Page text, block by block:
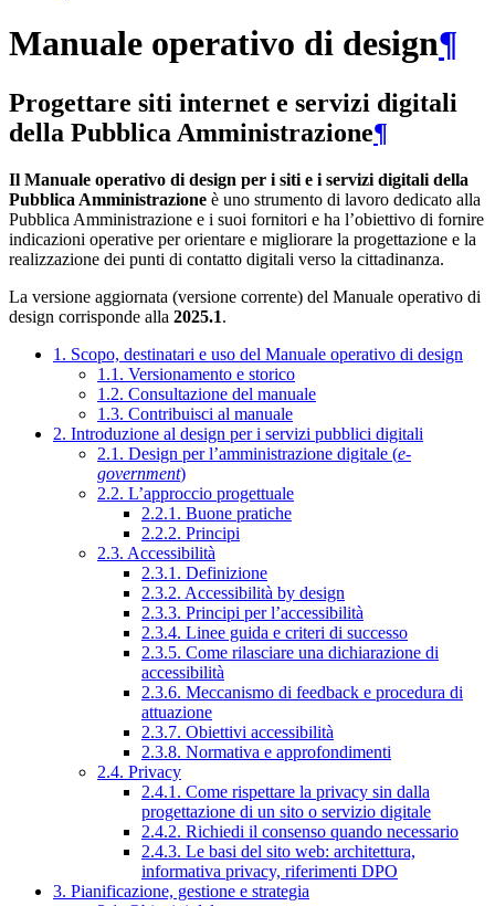
Manuale operativo di design¶
Progettare siti internet e servizi digitali
della Pubblica Amministrazione¶
Il Manuale operativo di design per i siti e i servizi digitali della
Pubblica Amministrazione è uno strumento di lavoro dedicato alla
Pubblica Amministrazione e i suoi fornitori e ha l’obiettivo di fornire
indicazioni operative per orientare e migliorare la progettazione e la
realizzazione dei punti di contatto digitali verso la cittadinanza.
La versione aggiornata (versione corrente) del Manuale operativo di
design corrisponde alla 2025.1.
1. Scopo, destinatari e uso del Manuale operativo di design
1.1. Versionamento e storico
1.2. Consultazione del manuale
1.3. Contribuisci al manuale
2. Introduzione al design per i servizi pubblici digitali
2.1. Design per l’amministrazione digitale (e-
government)
2.2. L’approccio progettuale
2.2.1. Buone pratiche
2.2.2. Principi
2.3. Accessibilità
2.3.1. Definizione
2.3.2. Accessibilità by design
2.3.3. Principi per l’accessibilità
2.3.4. Linee guida e criteri di successo
2.3.5. Come rilasciare una dichiarazione di
accessibilità
2.3.6. Meccanismo di feedback e procedura di
attuazione
2.3.7. Obiettivi accessibilità
2.3.8. Normativa e approfondimenti
2.4. Privacy
2.4.1. Come rispettare la privacy sin dalla
progettazione di un sito o servizio digitale
2.4.2. Richiedi il consenso quando necessario
2.4.3. Le basi del sito web: architettura,
informativa privacy, riferimenti DPO
3. Pianificazione, gestione e strategia